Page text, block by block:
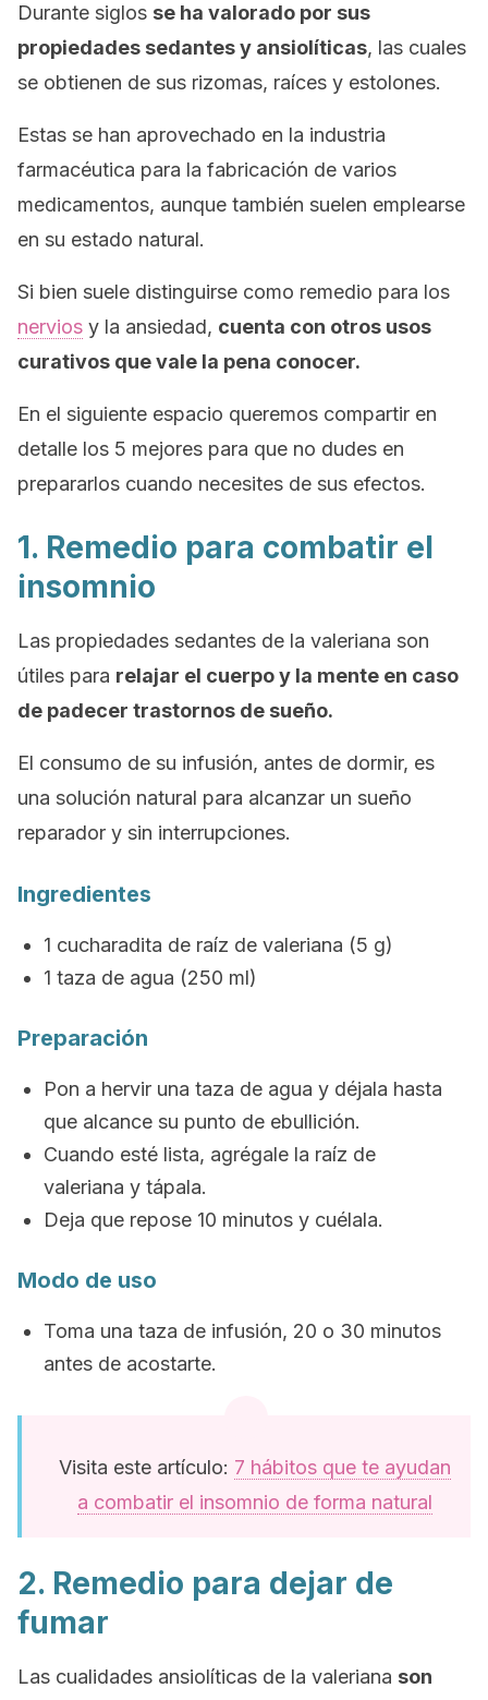
Durante siglos se ha valorado por sus
propiedades sedantes y ansiolíticas, las cuales
se obtienen de sus rizomas, raíces y estolones.
Estas se han aprovechado en la industria
farmacéutica para la fabricación de varios
medicamentos, aunque también suelen emplearse
en su estado natural.
Si bien suele distinguirse como remedio para los
nervios y la ansiedad, cuenta con otros usos
curativos que vale la pena conocer.
En el siguiente espacio queremos compartir en
detalle los 5 mejores para que no dudes en
prepararlos cuando necesites de sus efectos.
1. Remedio para combatir el
insomnio
Las propiedades sedantes de la valeriana son
útiles para relajar el cuerpo y la mente en caso
de padecer trastornos de sueño.
El consumo de su infusión, antes de dormir, es
una solución natural para alcanzar un sueño
reparador y sin interrupciones.
Ingredientes
1 cucharadita de raíz de valeriana (5 g)
1 taza de agua (250 ml)
Preparación
Pon a hervir una taza de agua y déjala hasta
que alcance su punto de ebullición.
Cuando esté lista, agrégale la raíz de
valeriana y tápala.
Deja que repose 10 minutos y cuélala.
Modo de uso
Toma una taza de infusión, 20 o 30 minutos
antes de acostarte.
Visita este artículo: 7 hábitos que te ayudan
a combatir el insomnio de forma natural
2. Remedio para dejar de
fumar
Las cualidades ansiolíticas de la valeriana son